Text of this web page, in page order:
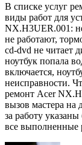
В списке услуг
виды работ для
NX.H3UER.001:
не работают,
cd-dvd не читает
ноутбук попала
включается,
неисправности.
ремонт Acer
вызов мастера
за работу
все выполненные